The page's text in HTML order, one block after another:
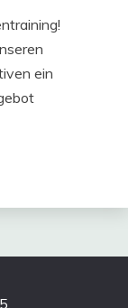
ein